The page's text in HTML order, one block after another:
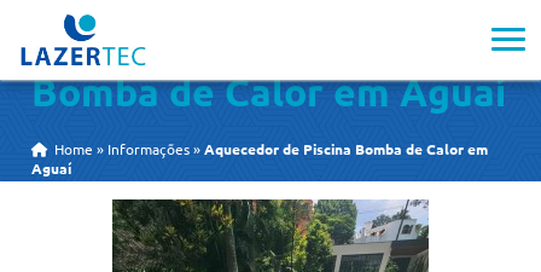
Aquecedor de Piscina
Bomba de Calor em Aguaí
Home » Informações »Aquecedor de Piscina Bomba de Calor em
Aguaí